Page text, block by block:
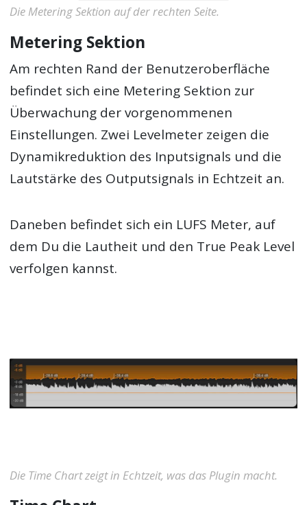
Die Metering Sektion auf der rechten Seite.
Metering Sektion
Am rechten Rand der Benutzeroberfläche
befindet sich eine Metering Sektion zur
Überwachung der vorgenommenen
Einstellungen. Zwei Levelmeter zeigen die
Dynamikreduktion des Inputsignals und die
Lautstärke des Outputsignals in Echtzeit an.
Daneben befindet sich ein LUFS Meter, auf
dem Du die Lautheit und den True Peak Level
verfolgen kannst.
Die Time Chart zeigt in Echtzeit, was das Plugin macht.